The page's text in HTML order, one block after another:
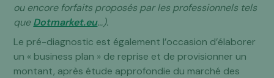
ou encore forfaits proposés par les professionnels tels
queDotmarket.eu…).
Le pré-diagnostic est également l’occasion d’élaborer
un « business plan » de reprise et de provisionner un
montant, après étude approfondie du marché des